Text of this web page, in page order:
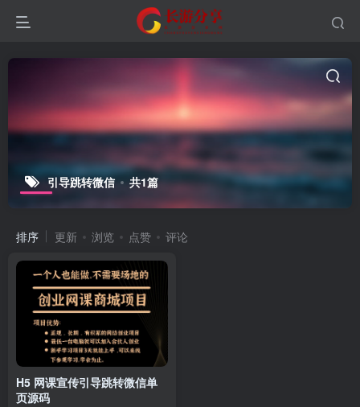
引导跳转微信 共1篇
排序 更新 浏览 点赞 评论
H5 网课宣传引导跳转微信单
页源码